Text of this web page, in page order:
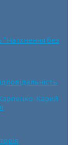
без
Карпенко-Карий